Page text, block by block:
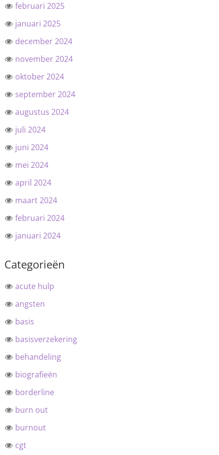
februari 2025
januari 2025
december 2024
november 2024
oktober 2024
september 2024
augustus 2024
juli 2024
juni 2024
mei 2024
april 2024
maart 2024
februari 2024
januari 2024
Categorieën
acute hulp
angsten
basis
basisverzekering
behandeling
biografieën
borderline
burn out
burnout
cgt